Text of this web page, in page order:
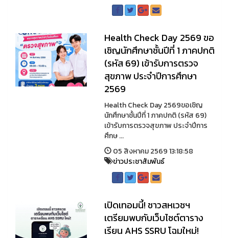
Health Check Day 2569 ขอ
เชิญนักศึกษาชั้นปีที่ 1 ภาคปกติ
(รหัส 69) เข้ารับการตรวจ
สุขภาพ ประจำปีการศึกษา
2569
Health Check Day 2569ขอเชิญ
นักศึกษาชั้นปีที่ 1 ภาคปกติ (รหัส 69)
เข้ารับการตรวจสุขภาพ ประจำปีการ
ศึกษ ...
05 สิงหาคม 2569 13:18:58
ข่าวประชาสัมพันธ์
เปิดเทอมนี้! ชาวสหเวชฯ
เตรียมพบกับเว็บไซต์ตาราง
เรียน AHS SSRU โฉมใหม่!